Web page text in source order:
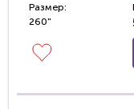
Размер:
260"